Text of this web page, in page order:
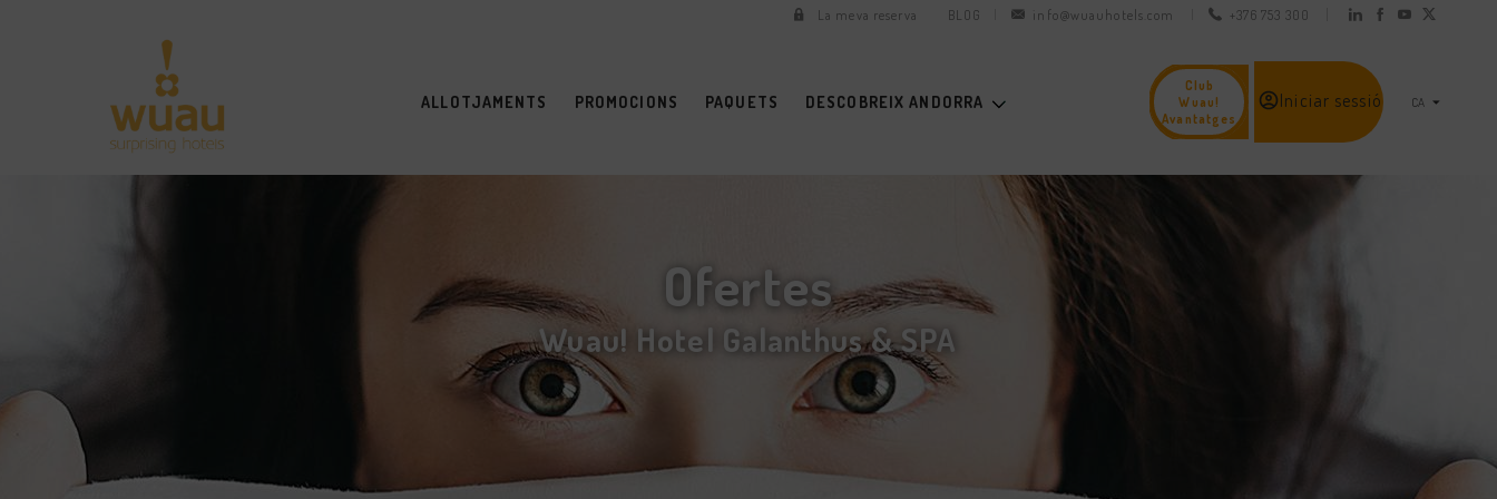
La meva reserva BLOG info@wuauhotels.com +376 753 300
ALLOTJAMENTS PROMOCIONS PAQUETS DESCOBREIX ANDORRA
Club
Wuau!
Avantatges
Iniciar sessió
Ofertes
Wuau! Hotel Galanthus & SPA